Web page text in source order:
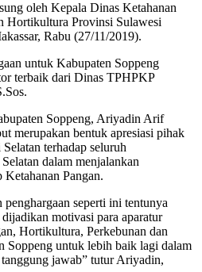
oleh Kepala Dinas Ketahanan
Hortikultura Provinsi Sulawesi
Rabu (27/11/2019).
untuk Kabupaten Soppeng
terbaik dari Dinas TPHPKP
Soppeng, Ariyadin Arif
merupakan bentuk apresiasi pihak
terhadap seluruh
dalam menjalankan
Pangan.
seperti ini tentunya
motivasi para aparatur
Hortikultura, Perkebunan dan
Soppeng untuk lebih baik lagi dalam
jawab” tutur Ariyadin,